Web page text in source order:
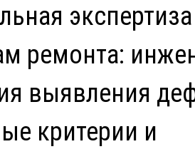
ремонта:
выявления
критерии и